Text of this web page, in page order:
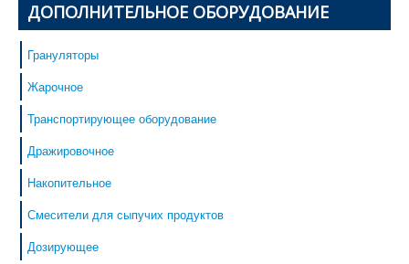
ДОПОЛНИТЕЛЬНОЕ ОБОРУДОВАНИЕ
Грануляторы
Жарочное
Транспортирующее оборудование
Дражировочное
Накопительное
Смесители для сыпучих продуктов
Дозирующее